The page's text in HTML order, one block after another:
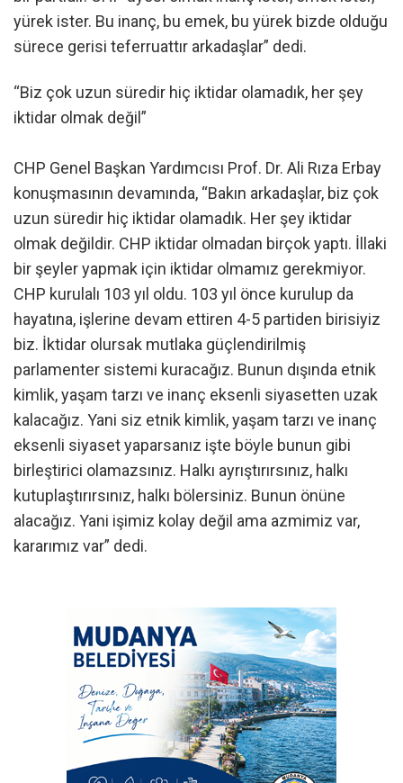
yürek ister. Bu inanç, bu emek, bu yürek bizde olduğu
sürece gerisi teferruattır arkadaşlar” dedi.
“Biz çok uzun süredir hiç iktidar olamadık, her şey
iktidar olmak değil”
CHP Genel Başkan Yardımcısı Prof. Dr. Ali Rıza Erbay
konuşmasının devamında, “Bakın arkadaşlar, biz çok
uzun süredir hiç iktidar olamadık. Her şey iktidar
olmak değildir. CHP iktidar olmadan birçok yaptı. İllaki
bir şeyler yapmak için iktidar olmamız gerekmiyor.
CHP kurulalı 103 yıl oldu. 103 yıl önce kurulup da
hayatına, işlerine devam ettiren 4-5 partiden birisiyiz
biz. İktidar olursak mutlaka güçlendirilmiş
parlamenter sistemi kuracağız. Bunun dışında etnik
kimlik, yaşam tarzı ve inanç eksenli siyasetten uzak
kalacağız. Yani siz etnik kimlik, yaşam tarzı ve inanç
eksenli siyaset yaparsanız işte böyle bunun gibi
birleştirici olamazsınız. Halkı ayrıştırırsınız, halkı
kutuplaştırırsınız, halkı bölersiniz. Bunun önüne
alacağız. Yani işimiz kolay değil ama azmimiz var,
kararımız var” dedi.